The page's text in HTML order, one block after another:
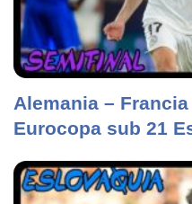
Alemania –
Eurocopa sub 21